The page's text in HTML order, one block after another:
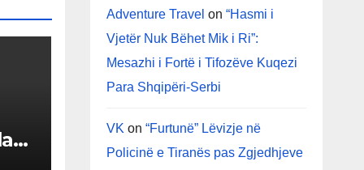
Adventure Travel on “Hasmi i
Vjetër Nuk Bëhet Mik i Ri”:
Mesazhi i Fortë i Tifozëve Kuqezi
Para Shqipëri-Serbi
VK on “Furtunë” Lëvizje në
Policinë e Tiranës pas Zgjedhjeve